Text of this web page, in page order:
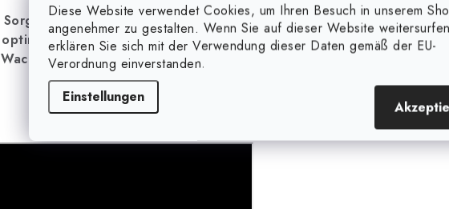
Diese Website verwendet Cookies, um Ihren Besuch in unserem
angenehmer zu gestalten. Wenn Sie auf dieser Website
erklären Sie sich mit der Verwendung dieser Daten gemäß der EU-
Verordnung einverstanden.
Einstellungen
Sorgt für
optimales
Wachstum
Geeignet für alle
Bewässerungssysteme